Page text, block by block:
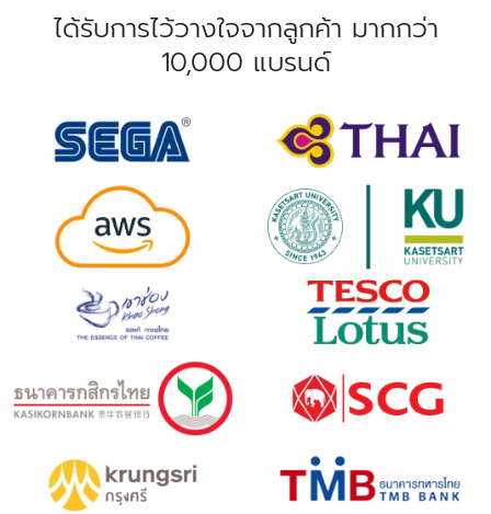
ได้รับการไว้วางใจจากลูกค้า มากกว่า
10,000 แบรนด์